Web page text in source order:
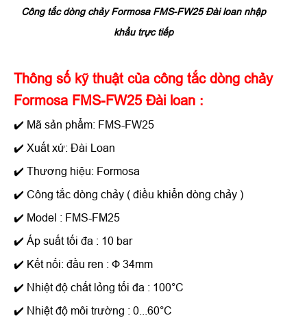
Công tắc dòng chảy Formosa FMS-FW25 Đài loan nhập
khẩu trực tiếp
Thông số kỹ thuật của công tắc dòng chảy
Formosa FMS-FW25 Đài loan :
✔️ Mã sản phẩm: FMS-FW25
✔️ Xuất xứ: Đài Loan
✔️ Thương hiệu: Formosa
✔️ Công tắc dòng chảy ( điều khiển dòng chảy )
✔️ Model : FMS-FM25
✔️ Áp suất tối đa : 10 bar
✔️ Kết nối: đầu ren : Ф 34mm
✔️ Nhiệt độ chất lỏng tối đa : 100°C
✔️ Nhiệt độ môi trường : 0...60°C